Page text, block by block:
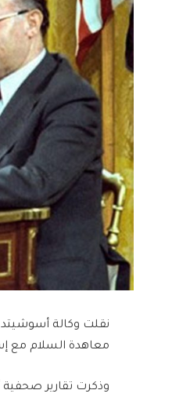
نقلت وكالة
معاهدة السلام مع
وذكرت تقارير صحفية